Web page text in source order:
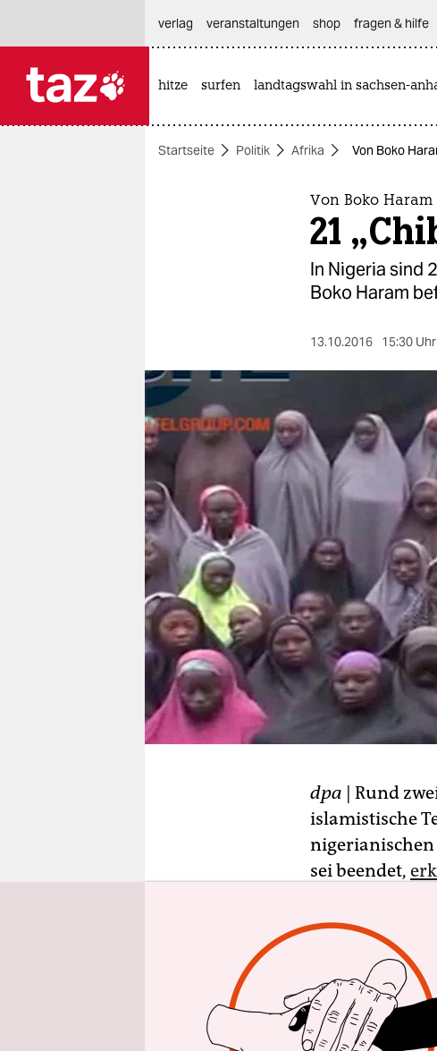
themen
berlin
nord
wahrheit
verlag
verlag
veranstaltungen
shop
fragen & hilfe
unterstützen
verlag
veranstaltungen shop fragen & hilfe
hitze surfen landtagswahl in sachsen-
Startseite Politik Afrika Von Boko
Von Boko
21
In Nigeria sind
Boko Haram
13.10.2016 15:30 Uhr
dpa | Rund
islamistische
nigerianischen
sei beendet,
An den
Regierung
die Schweizer